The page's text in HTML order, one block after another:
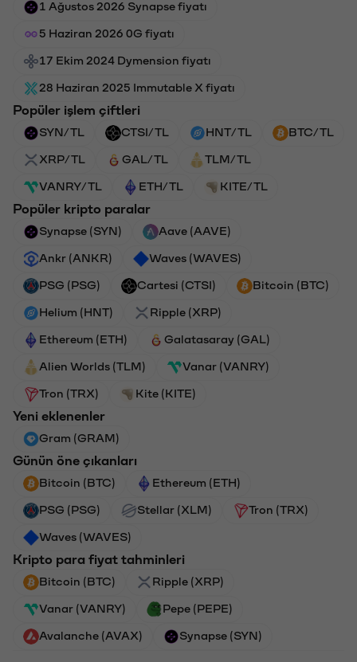
1 Ağustos 2026 Synapse fiyatı
5 Haziran 2026 0G fiyatı
17 Ekim 2024 Dymension fiyatı
28 Haziran 2025 Immutable X fiyatı
Popüler işlem çiftleri
SYN/TL CTSI/TL HNT/TL BTC/TL
XRP/TL GAL/TL TLM/TL
VANRY/TL ETH/TL KITE/TL
Popüler kripto paralar
Synapse (SYN) Aave (AAVE)
Ankr (ANKR) Waves (WAVES)
PSG (PSG) Cartesi (CTSI) Bitcoin (BTC)
Helium (HNT) Ripple (XRP)
Ethereum (ETH) Galatasaray (GAL)
Alien Worlds (TLM) Vanar (VANRY)
Tron (TRX) Kite (KITE)
Yeni eklenenler
Gram (GRAM)
Günün öne çıkanları
Bitcoin (BTC) Ethereum (ETH)
PSG (PSG) Stellar (XLM) Tron (TRX)
Waves (WAVES)
Kripto para fiyat tahminleri
Bitcoin (BTC) Ripple (XRP)
Vanar (VANRY) Pepe (PEPE)
Avalanche (AVAX) Synapse (SYN)